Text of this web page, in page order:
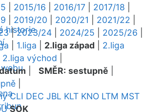
historie
2015/16 2016/17 2017/18
2019/20 2020/21 2021/22
|2023/24 2024/25 2025/26
1.liga 2.liga západ
2.liga
2.liga východ
SMĚR: sestupně
CLI DEC JBL KLT KNO LTM MST
SOK